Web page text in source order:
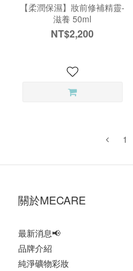
【柔潤保濕】妝前修補精靈-
滋養 50ml
NT$2,200
1
‎關於MECARE‎
最新消息📢
品牌介紹
純淨礦物彩妝